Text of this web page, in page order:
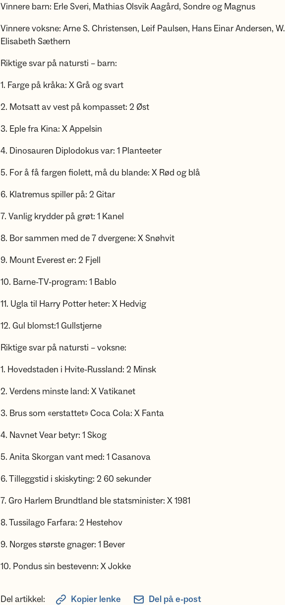
Vinnere barn: Erle Sveri, Mathias Olsvik Aagård, Sondre og Magnus
Vinnere voksne: Arne S. Christensen, Leif Paulsen, Hans Einar Andersen, W.
Elisabeth Sæthern
Riktige svar på natursti – barn:
1. Farge på kråka: X Grå og svart
2. Motsatt av vest på kompasset: 2 Øst
3. Eple fra Kina: X Appelsin
4. Dinosauren Diplodokus var: 1 Planteeter
5. For å få fargen fiolett, må du blande: X Rød og blå
6. Klatremus spiller på: 2 Gitar
7. Vanlig krydder på grøt: 1 Kanel
8. Bor sammen med de 7 dvergene: X Snøhvit
9. Mount Everest er: 2 Fjell
10. Barne-TV-program: 1 Bablo
11. Ugla til Harry Potter heter: X Hedvig
12. Gul blomst:1 Gullstjerne
Riktige svar på natursti – voksne:
1. Hovedstaden i Hvite-Russland: 2 Minsk
2. Verdens minste land: X Vatikanet
3. Brus som «erstattet» Coca Cola: X Fanta
4. Navnet Vear betyr: 1 Skog
5. Anita Skorgan vant med: 1 Casanova
6. Tilleggstid i skiskyting: 2 60 sekunder
7. Gro Harlem Brundtland ble statsminister: X 1981
8. Tussilago Farfara: 2 Hestehov
9. Norges største gnager: 1 Bever
10. Pondus sin bestevenn: X Jokke
Del artikkel: Kopier lenke Del på e-post